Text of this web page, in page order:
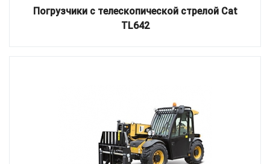
Погрузчики с телескопической стрелой Cat
TL642